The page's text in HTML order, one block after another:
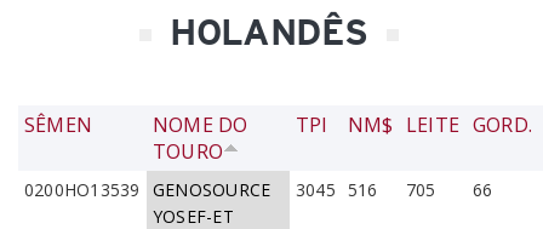
HOLANDÊS
SÊMEN
NOME DO
TOURO
TPI NM$ LEITE GORD.
0200HO13539
GENOSOURCE
YOSEF-ET
3045 516 705 66